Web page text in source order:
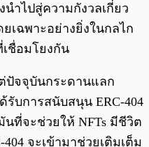
ำไปสู่ความกังวลเกี่ยว
เฉพาะอย่างยิ่งในกลไก
เชื่อมโยงกัน
ปัจจุบันกระดานแลก
บการสนับสนุน ERC-404
ที่จะช่วยให้ NFTs มีชีวิต
จะเข้ามาช่วยเติมเต็ม